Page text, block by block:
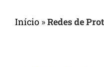
Início »Redes de